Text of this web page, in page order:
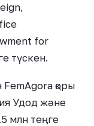
for
түскен.
FemAgora қоры
Удод және
млн теңге